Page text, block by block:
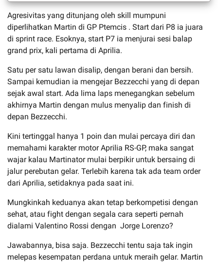
Agresivitas yang ditunjang oleh skill mumpuni
diperlihatkan Martin di GP Ptemcis . Start dari P8 ia juara
di sprint race. Esoknya, start P7 ia menjurai sesi balap
grand prix, kali pertama di Aprilia.
Satu per satu lawan disalip, dengan berani dan bersih.
Sampai kemudian ia mengejar Bezzecchi yang di depan
sejak awal start. Ada lima laps menegangkan sebelum
akhirnya Martin dengan mulus menyalip dan finish di
depan Bezzecchi.
Kini tertinggal hanya 1 poin dan mulai percaya diri dan
memahami karakter motor Aprilia RS-GP, maka sangat
wajar kalau Martinator mulai berpikir untuk bersaing di
jalur perebutan gelar. Terlebih karena tak ada team order
dari Aprilia, setidaknya pada saat ini.
Mungkinkah keduanya akan tetap berkompetisi dengan
sehat, atau fight dengan segala cara seperti pernah
dialami Valentino Rossi dengan Jorge Lorenzo?
Jawabannya, bisa saja. Bezzecchi tentu saja tak ingin
melepas kesempatan perdana untuk meraih gelar. Martin